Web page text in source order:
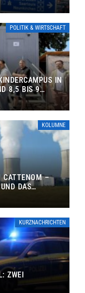
POLITIK & WIRTSCHAFT
IN
8,5 BIS 9
KOLUMNE
CATTENOM –
DAS
KURZNACHRICHTEN
ZWEI